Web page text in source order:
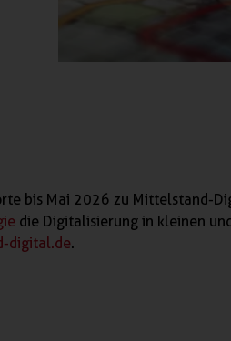
bis Mai 2026 zu Mittelstand-
die Digitalisierung in kleinen
digital.de.